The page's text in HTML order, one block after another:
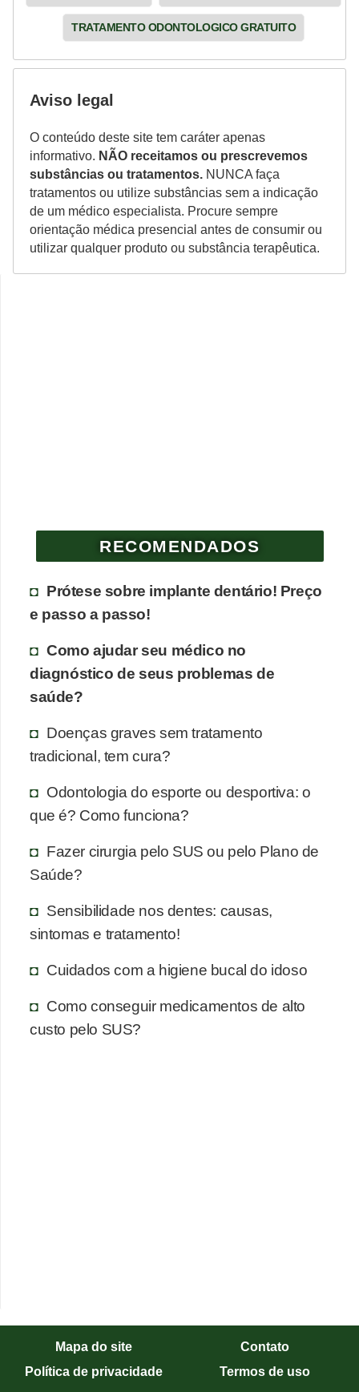
TRATAMENTO ODONTOLOGICO GRATUITO
Aviso legal
O conteúdo deste site tem caráter apenas
informativo. NÃO receitamos ou prescrevemos
substâncias ou tratamentos. NUNCA faça
tratamentos ou utilize substâncias sem a indicação
de um médico especialista. Procure sempre
orientação médica presencial antes de consumir ou
utilizar qualquer produto ou substância terapêutica.
RECOMENDADOS
Prótese sobre implante dentário! Preço
e passo a passo!
Como ajudar seu médico no
diagnóstico de seus problemas de
saúde?
Doenças graves sem tratamento
tradicional, tem cura?
Odontologia do esporte ou desportiva: o
que é? Como funciona?
Fazer cirurgia pelo SUS ou pelo Plano de
Saúde?
Sensibilidade nos dentes: causas,
sintomas e tratamento!
Cuidados com a higiene bucal do idoso
Como conseguir medicamentos de alto
custo pelo SUS?
Mapa do site
Contato
Política de privacidade
Termos de uso